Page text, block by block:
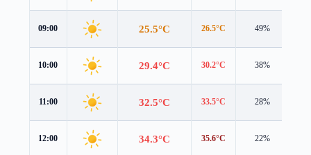
09:00 25.5°C 26.5°C 49%
10:00 29.4°C 30.2°C 38%
11:00 32.5°C 33.5°C 28%
12:00 34.3°C 35.6°C 22%